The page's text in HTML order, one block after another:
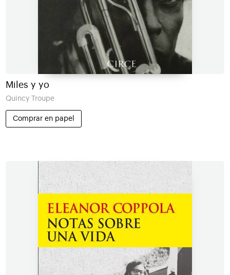
Miles y yo
Quincy Troupe
Comprar en papel